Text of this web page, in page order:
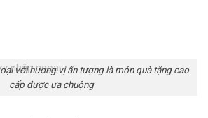
với hương vị ấn tượng là món quà tặng cao
cấp được ưa chuộng